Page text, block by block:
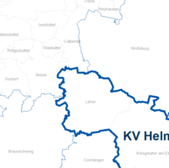
Pflegeberatung
Seniorenbüro Nothelfer
Servicewohnen-Sonnenpark
Tagespflege